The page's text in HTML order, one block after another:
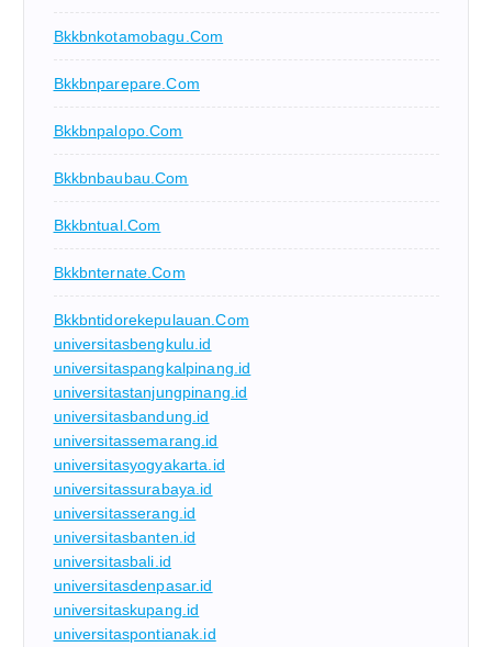
Bkkbnkotamobagu.com
Bkkbnparepare.com
Bkkbnpalopo.com
Bkkbnbaubau.com
Bkkbntual.com
Bkkbnternate.com
Bkkbntidorekepulauan.com
universitasbengkulu.id
universitaspangkalpinang.id
universitastanjungpinang.id
universitasbandung.id
universitassemarang.id
universitasyogyakarta.id
universitassurabaya.id
universitasserang.id
universitasbanten.id
universitasbali.id
universitasdenpasar.id
universitaskupang.id
universitaspontianak.id